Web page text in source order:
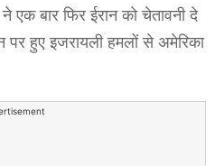
एक बार फिर ईरान को चेतावनी दे
पर हुए इजरायली हमलों से अमेरिका